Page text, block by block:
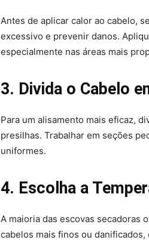
Antes de aplicar calor ao cabelo,
excessivo e prevenir danos.
especialmente nas áreas mais
3. Divida o Cabelo
Para um alisamento mais eficaz,
presilhas. Trabalhar em seções
uniformes.
4. Escolha a
A maioria das escovas secadoras
cabelos mais finos ou